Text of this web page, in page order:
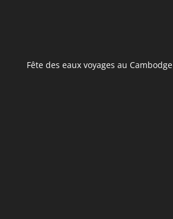
Fête des eaux voyages au Cambodge